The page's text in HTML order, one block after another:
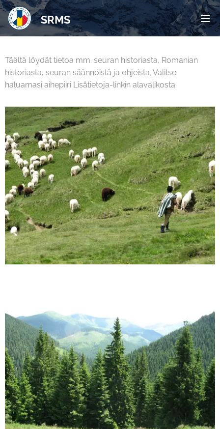
SRMS
Täältä löydät tietoa mm. seuran historiasta, Romanian
historiasta, seuran säännöistä ja ohjeista. Valitse
haluamasi aihepiiri Lisätietoja-linkin alavalikosta.